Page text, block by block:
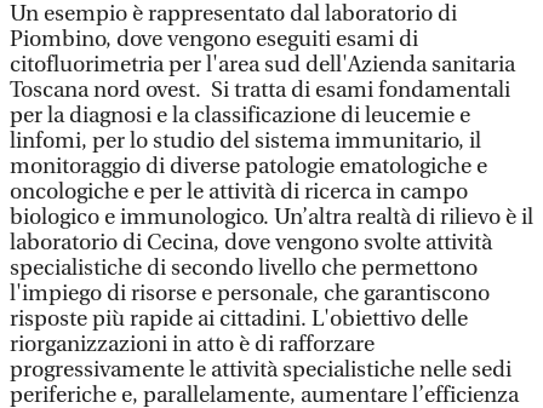
Un esempio è rappresentato dal laboratorio di
Piombino, dove vengono eseguiti esami di
citofluorimetria per l'area sud dell'Azienda sanitaria
Toscana nord ovest. Si tratta di esami fondamentali
per la diagnosi e la classificazione di leucemie e
linfomi, per lo studio del sistema immunitario, il
monitoraggio di diverse patologie ematologiche e
oncologiche e per le attività di ricerca in campo
biologico e immunologico. Un’altra realtà di rilievo è il
laboratorio di Cecina, dove vengono svolte attività
specialistiche di secondo livello che permettono
l'impiego di risorse e personale, che garantiscono
risposte più rapide ai cittadini. L'obiettivo delle
riorganizzazioni in atto è di rafforzare
progressivamente le attività specialistiche nelle sedi
periferiche e, parallelamente, aumentare l’efficienza